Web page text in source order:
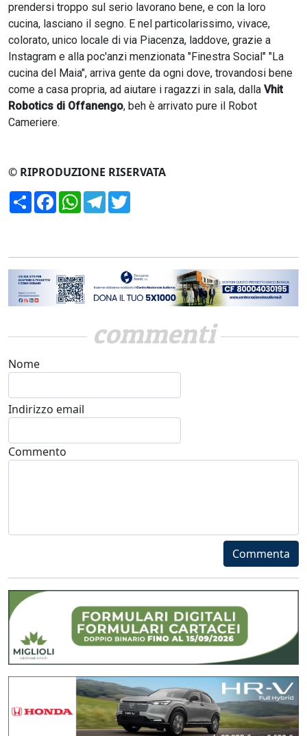
prendersi troppo sul serio lavorano bene, e con la loro
cucina, lasciano il segno. E nel particolarissimo, vivace,
colorato, unico locale di via Piacenza, laddove, grazie a
Instagram e alla poc'anzi menzionata "Finestra Social" "La
cucina del Maia", arriva gente da ogni dove, trovandosi bene
come a casa propria, ad aiutare i ragazzi in sala, dalla Vhit
Robotics di Offanengo, beh è arrivato pure il Robot
Cameriere.
© RIPRODUZIONE RISERVATA
CondividiFacebookWhatsApp
Telegram
commenti
Nome
Indirizzo email
Commento
Commenta